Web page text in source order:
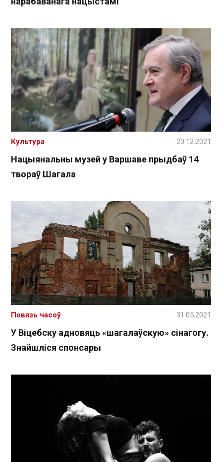
Нацыянальны музей у Варшаве прыдбаў 14
твораў Шагала
Культура 20.12.2021
У Віцебску адновяць «шагалаўскую» сінагогу.
Знайшліся спонсары
Повязь часоў 31.05.2021